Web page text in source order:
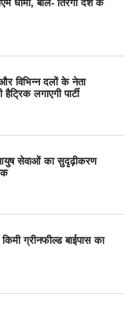
धामी, बोले- तिरंगा देश के
विभिन्न दलों के नेता
लगाएगी पार्टी
आयुष सेवाओं का सुदृढ़ीकरण
ग्रीनफील्ड बाईपास का